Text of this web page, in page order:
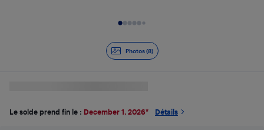
Photos (8)
Le solde prend fin le : December 1, 2026* Détails